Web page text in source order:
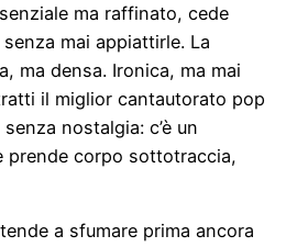
ma raffinato, cede
mai appiattirle. La
ma densa. Ironica, ma mai
il miglior cantautorato pop
nostalgia: c’è un
prende corpo sottotraccia,
a sfumare prima ancora